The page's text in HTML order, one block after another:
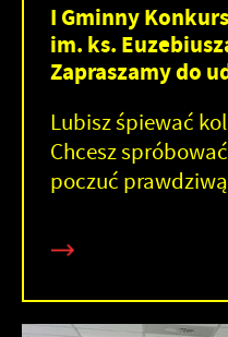
I Gminny
im. ks.
Zapraszamy do
Lubisz śpiewać
Chcesz
poczuć